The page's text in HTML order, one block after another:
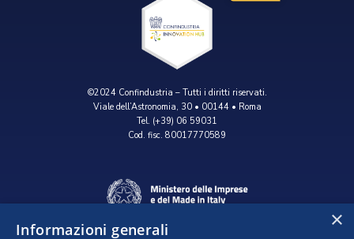
©2024 Confindustria – Tutti i diritti riservati.
Viale dell’Astronomia, 30 • 00144 • Roma
Tel. (+39) 06 59031
Cod. fisc. 80017770589
×
Informazioni generali